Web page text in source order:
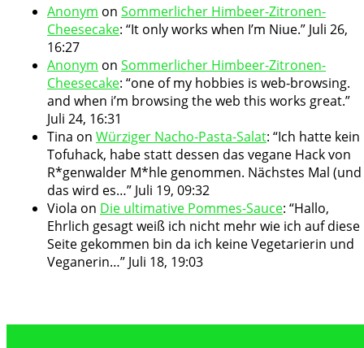
Anonym on Sommerlicher Himbeer-Zitronen-
Cheesecake: “It only works when I’m Niue.” Juli 26,
16:27
Anonym on Sommerlicher Himbeer-Zitronen-
Cheesecake: “one of my hobbies is web-browsing.
and when i’m browsing the web this works great.”
Juli 24, 16:31
Tina on Würziger Nacho-Pasta-Salat: “Ich hatte kein
Tofuhack, habe statt dessen das vegane Hack von
R*genwalder M*hle genommen. Nächstes Mal (und
das wird es…” Juli 19, 09:32
Viola on Die ultimative Pommes-Sauce: “Hallo,
Ehrlich gesagt weiß ich nicht mehr wie ich auf diese
Seite gekommen bin da ich keine Vegetarierin und
Veganerin…” Juli 18, 19:03